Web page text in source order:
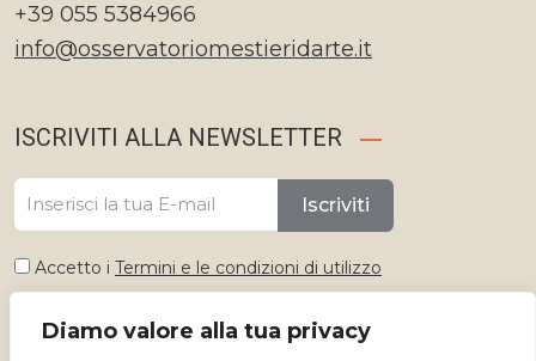
Diamo valore alla tua privacy
+39 055 5384966
info@osservatoriomestieridarte.it
ISCRIVITI ALLA NEWSLETTER
Iscriviti
Accetto i Termini e le condizioni di utilizzo
Seleziona lingua